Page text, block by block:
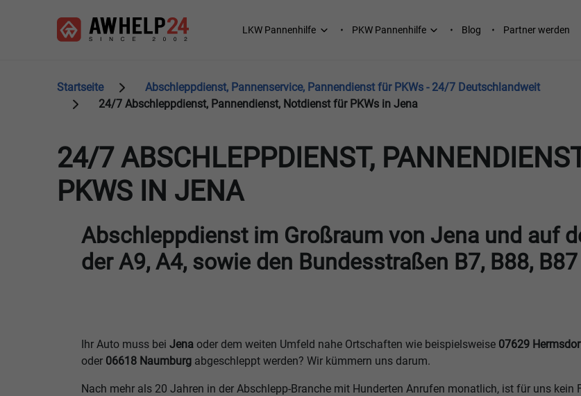
Main
LKW Pannenhilfe PKW Pannenhilfe Blog Partner werden
Startseite
Abschleppdienst, Pannenservice, Pannendienst für PKWs - 24/7 Deutschlandweit
24/7 Abschleppdienst, Pannendienst, Notdienst für PKWs in Jena
24/7 ABSCHLEPPDIENST,
PKWS IN JENA
Abschleppdienst im Großraum von Jena und auf
der A9, A4, sowie den Bundesstraßen B7, B88,
Ihr Auto muss bei Jena oder dem weiten Umfeld nahe Ortschaften wie beispielsweise 07629
oder 06618 Naumburg abgeschleppt werden? Wir kümmern uns darum.
Nach mehr als 20 Jahren in der Abschlepp-Branche mit Hunderten Anrufen monatlich, ist für uns